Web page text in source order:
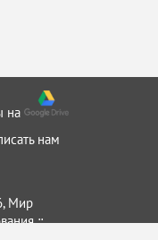
на
нам
Мир
::